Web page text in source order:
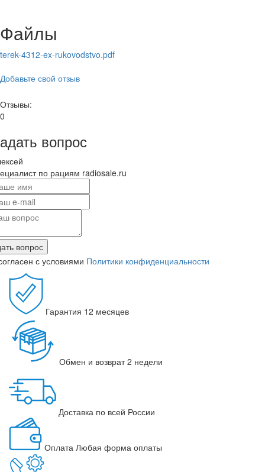
Файлы
terek-4312-ex-rukovodstvo.pdf
Добавьте свой отзыв
Отзывы:
0
вопрос
по рациям radiosale.ru
вопрос
с условиями Политики конфиденциальности
Гарантия 12 месяцев
Обмен и возврат 2 недели
Доставка по всей России
Оплата Любая форма оплаты